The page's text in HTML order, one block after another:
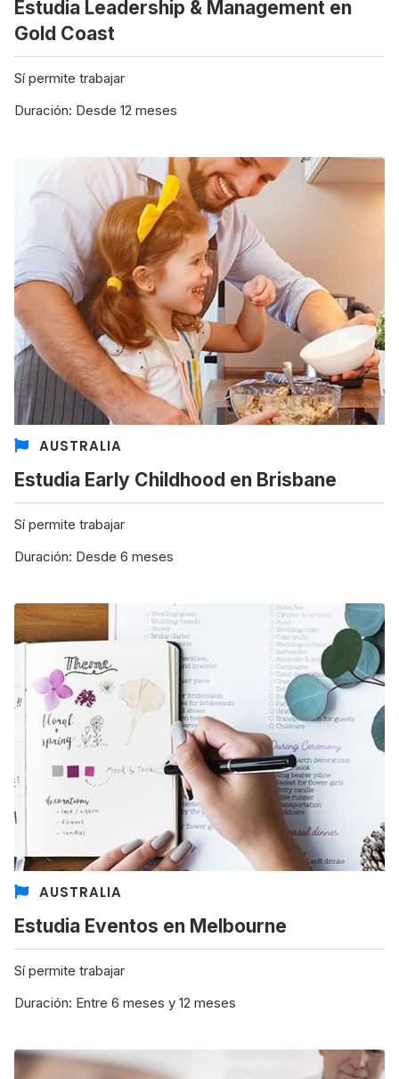
+30 Summer English for Professionals en
Estudia Leadership & Management en
Gold Coast
Sí permite trabajar
Duración: Desde 12 meses
AUSTRALIA
Estudia Early Childhood en Brisbane
Sí permite trabajar
Duración: Desde 6 meses
AUSTRALIA
Estudia Eventos en Melbourne
Sí permite trabajar
Duración: Entre 6 meses y 12 meses